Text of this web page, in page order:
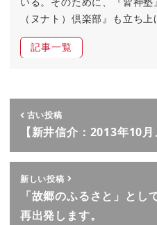
（ヌナト）倶楽部』も立ち
記事一覧
古い投稿
【新井信介：2013年10月
新しい投稿
「故郷のふるさと」とし
再出発します。